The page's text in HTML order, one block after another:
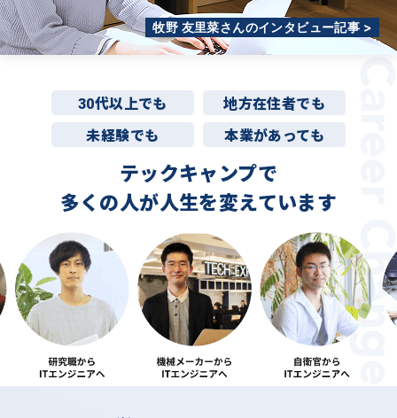
牧野 友里菜さんのインタビュー記事 >
30代以上でも
地方在住者でも
未経験でも
本業があっても
テックキャンプで
多くの人が人生を変えています